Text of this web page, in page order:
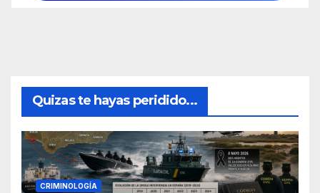
Quizas te hayas peridido...
CRIMINOLOGÍA